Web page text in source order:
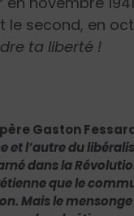
le second, en
ta liberté !
Gaston
et l’autre du
dans la
que le
Mais le